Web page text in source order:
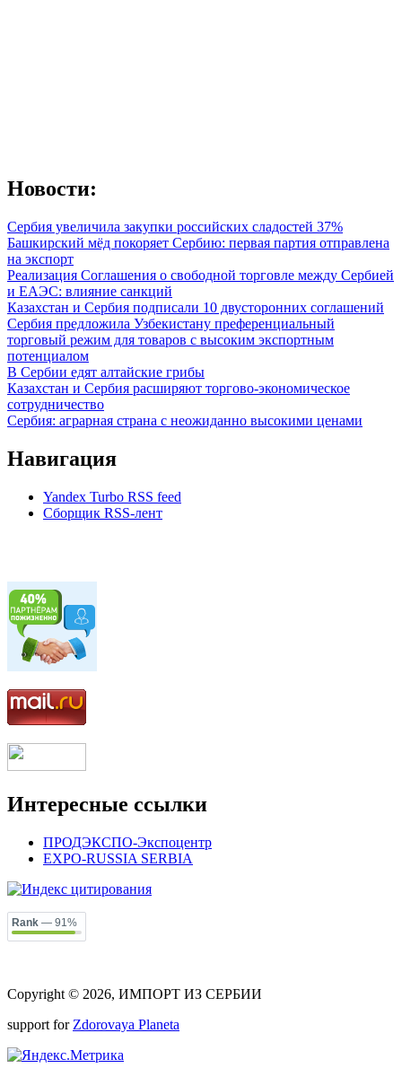
Новости:
Сербия увеличила закупки российских сладостей 37%
Башкирский мёд покоряет Сербию: первая партия отправлена
на экспорт
Реализация Соглашения о свободной торговле между Сербией
и ЕАЭС: влияние санкций
Казахстан и Сербия подписали 10 двусторонних соглашений
Сербия предложила Узбекистану преференциальный
торговый режим для товаров с высоким экспортным
потенциалом
В Сербии едят алтайские грибы
Казахстан и Сербия расширяют торгово-экономическое
сотрудничество
Сербия: аграрная страна с неожиданно высокими ценами
Навигация
Yandex Turbo RSS feed
Сборщик RSS-лент
Интересные ссылки
ПРОДЭКСПО-Экспоцентр
EXPO-RUSSIA SERBIA
Rank — 91%
Copyright © 2026, ИМПОРТ ИЗ СЕРБИИ
support for Zdorovaya Planeta